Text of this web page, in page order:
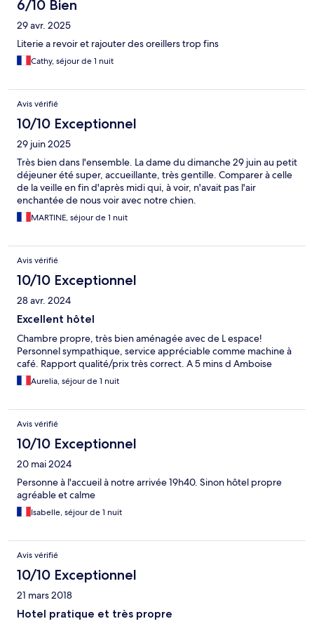
6/10 Bien
29 avr. 2025
Literie a revoir et rajouter des oreillers trop fins
Cathy, séjour de 1 nuit
Avis vérifié
10/10 Exceptionnel
29 juin 2025
Très bien dans l'ensemble. La dame du dimanche 29 juin au petit
déjeuner été super, accueillante, très gentille. Comparer à celle
de la veille en fin d'après midi qui, à voir, n'avait pas l'air
enchantée de nous voir avec notre chien.
MARTINE, séjour de 1 nuit
Avis vérifié
10/10 Exceptionnel
28 avr. 2024
Excellent hôtel
Chambre propre, très bien aménagée avec de L espace!
Personnel sympathique, service appréciable comme machine à
café. Rapport qualité/prix très correct. A 5 mins d Amboise
Aurelia, séjour de 1 nuit
Avis vérifié
10/10 Exceptionnel
20 mai 2024
Personne à l'accueil à notre arrivée 19h40. Sinon hôtel propre
agréable et calme
Isabelle, séjour de 1 nuit
Avis vérifié
10/10 Exceptionnel
21 mars 2018
Hotel pratique et très propre